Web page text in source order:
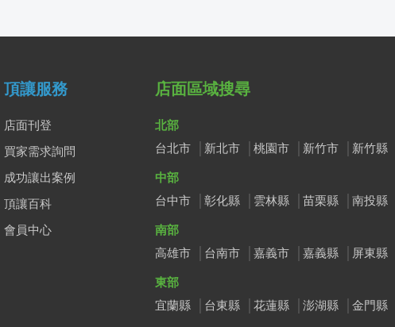
頂讓服務
店面刊登
買家需求詢問
成功讓出案例
頂讓百科
會員中心
店面區域搜尋
北部
台北市
新北市 桃園市 新竹市 新竹縣
中部
台中市
彰化縣 雲林縣 苗栗縣
南投縣
南部
高雄市
台南市 嘉義市 嘉義縣
屏東縣
東部
宜蘭縣
台東縣 花蓮縣 澎湖縣 金門縣